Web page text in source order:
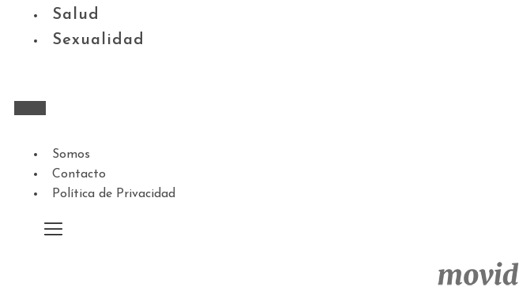
Salud
Sexualidad
Somos
Contacto
Política de Privacidad